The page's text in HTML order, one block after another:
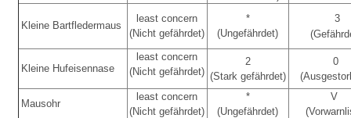
Kleine Bartfledermaus
least concern
(Nicht gefährdet)
*
(Ungefährdet)
3
Kleine Hufeisennase
least concern
(Nicht gefährdet)
2
(Stark gefährdet)
0
Mausohr
least concern
(Nicht gefährdet)
*
(Ungefährdet)
V